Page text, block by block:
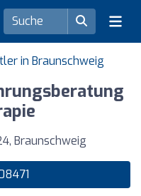
in Braunschweig
Braunschweig